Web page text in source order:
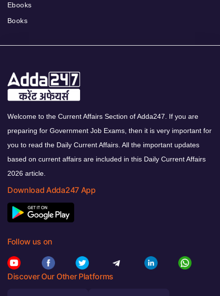
Ebooks
Books
Welcome to the Current Affairs Section of Adda247. If you are
preparing for Government Job Exams, then it is very important for
you to read the Daily Current Affairs. All the important updates
based on current affairs are included in this Daily Current Affairs
2026 article.
Download Adda247 App
Follow us on
Discover Our Other Platforms